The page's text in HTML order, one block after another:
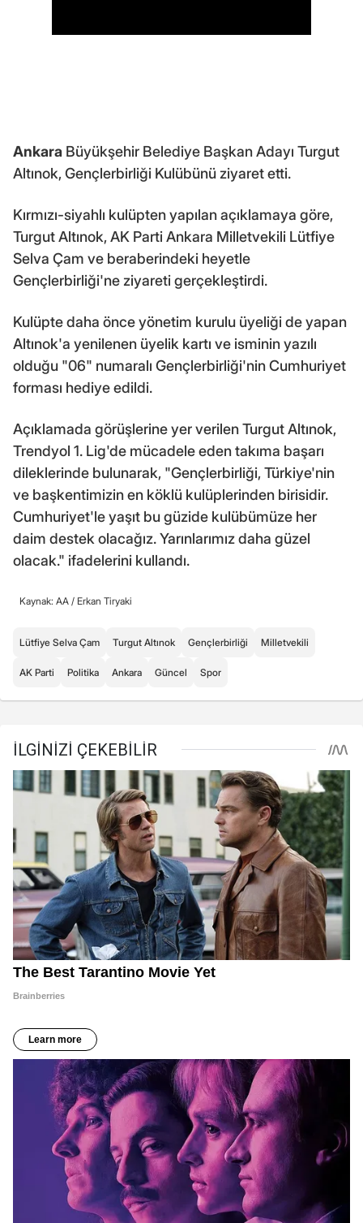
Ankara Büyükşehir Belediye Başkan Adayı Turgut
Altınok, Gençlerbirliği Kulübünü ziyaret etti.
Kırmızı-siyahlı kulüpten yapılan açıklamaya göre,
Turgut Altınok, AK Parti Ankara Milletvekili Lütfiye
Selva Çam ve beraberindeki heyetle
Gençlerbirliği'ne ziyareti gerçekleştirdi.
Kulüpte daha önce yönetim kurulu üyeliği de yapan
Altınok'a yenilenen üyelik kartı ve isminin yazılı
olduğu "06" numaralı Gençlerbirliği'nin Cumhuriyet
forması hediye edildi.
Açıklamada görüşlerine yer verilen Turgut Altınok,
Trendyol 1. Lig'de mücadele eden takıma başarı
dileklerinde bulunarak, "Gençlerbirliği, Türkiye'nin
ve başkentimizin en köklü kulüplerinden birisidir.
Cumhuriyet'le yaşıt bu güzide kulübümüze her
daim destek olacağız. Yarınlarımız daha güzel
olacak." ifadelerini kullandı.
Kaynak: AA / Erkan Tiryaki
Lütfiye Selva Çam Turgut Altınok Gençlerbirliği Milletvekili
AK Parti Politika Ankara Güncel Spor